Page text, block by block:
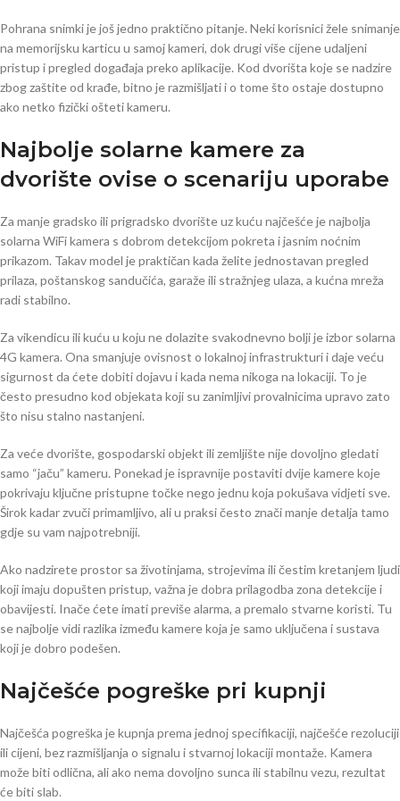
Pohrana snimki je još jedno praktično pitanje. Neki korisnici žele snimanje
na memorijsku karticu u samoj kameri, dok drugi više cijene udaljeni
pristup i pregled događaja preko aplikacije. Kod dvorišta koje se nadzire
zbog zaštite od krađe, bitno je razmišljati i o tome što ostaje dostupno
ako netko fizički ošteti kameru.
Najbolje solarne kamere za
dvorište ovise o scenariju uporabe
Za manje gradsko ili prigradsko dvorište uz kuću najčešće je najbolja
solarna WiFi kamera s dobrom detekcijom pokreta i jasnim noćnim
prikazom. Takav model je praktičan kada želite jednostavan pregled
prilaza, poštanskog sandučića, garaže ili stražnjeg ulaza, a kućna mreža
radi stabilno.
Za vikendicu ili kuću u koju ne dolazite svakodnevno bolji je izbor solarna
4G kamera. Ona smanjuje ovisnost o lokalnoj infrastrukturi i daje veću
sigurnost da ćete dobiti dojavu i kada nema nikoga na lokaciji. To je
često presudno kod objekata koji su zanimljivi provalnicima upravo zato
što nisu stalno nastanjeni.
Za veće dvorište, gospodarski objekt ili zemljište nije dovoljno gledati
samo “jaču” kameru. Ponekad je ispravnije postaviti dvije kamere koje
pokrivaju ključne pristupne točke nego jednu koja pokušava vidjeti sve.
Širok kadar zvuči primamljivo, ali u praksi često znači manje detalja tamo
gdje su vam najpotrebniji.
Ako nadzirete prostor sa životinjama, strojevima ili čestim kretanjem ljudi
koji imaju dopušten pristup, važna je dobra prilagodba zona detekcije i
obavijesti. Inače ćete imati previše alarma, a premalo stvarne koristi. Tu
se najbolje vidi razlika između kamere koja je samo uključena i sustava
koji je dobro podešen.
Najčešće pogreške pri kupnji
Najčešća pogreška je kupnja prema jednoj specifikaciji, najčešće rezoluciji
ili cijeni, bez razmišljanja o signalu i stvarnoj lokaciji montaže. Kamera
može biti odlična, ali ako nema dovoljno sunca ili stabilnu vezu, rezultat
će biti slab.